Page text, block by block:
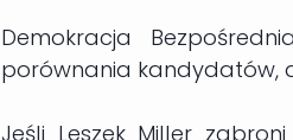
Demokracja
porównania kandydatów,
Jeśli Leszek Miller